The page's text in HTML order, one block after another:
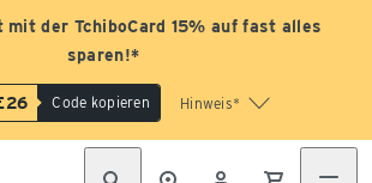
mit der TchiboCard 15% auf fast alles
sparen!*
Code kopieren Hinweis*